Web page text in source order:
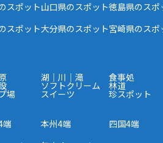
スポット山口県のスポット徳島県のスポ
スポット大分県のスポット宮崎県のスポ
湖｜川｜滝 食事処
ソフトクリーム 林道
場 スイーツ 珍スポット
端 本州4端 四国4端